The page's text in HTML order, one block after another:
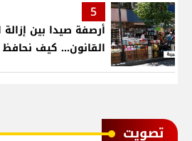
5
أرصفة صيدا بين
القانون... كيف
ﺗﺼﻮﻳﺖ